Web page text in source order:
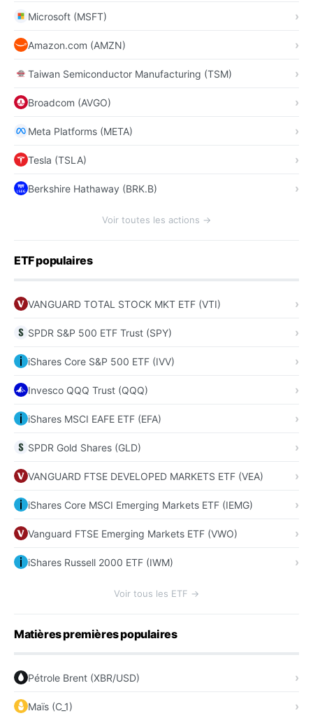
Microsoft (MSFT)
Amazon.com (AMZN)
Taiwan Semiconductor Manufacturing (TSM)
Broadcom (AVGO)
Meta Platforms (META)
Tesla (TSLA)
Berkshire Hathaway (BRK.B)
Voir toutes les actions →
ETF populaires
VANGUARD TOTAL STOCK MKT ETF (VTI)
SPDR S&P 500 ETF Trust (SPY)
iShares Core S&P 500 ETF (IVV)
Invesco QQQ Trust (QQQ)
iShares MSCI EAFE ETF (EFA)
SPDR Gold Shares (GLD)
VANGUARD FTSE DEVELOPED MARKETS ETF (VEA)
iShares Core MSCI Emerging Markets ETF (IEMG)
Vanguard FTSE Emerging Markets ETF (VWO)
iShares Russell 2000 ETF (IWM)
Voir tous les ETF →
Matières premières populaires
Pétrole Brent (XBR/USD)
Maïs (C_1)